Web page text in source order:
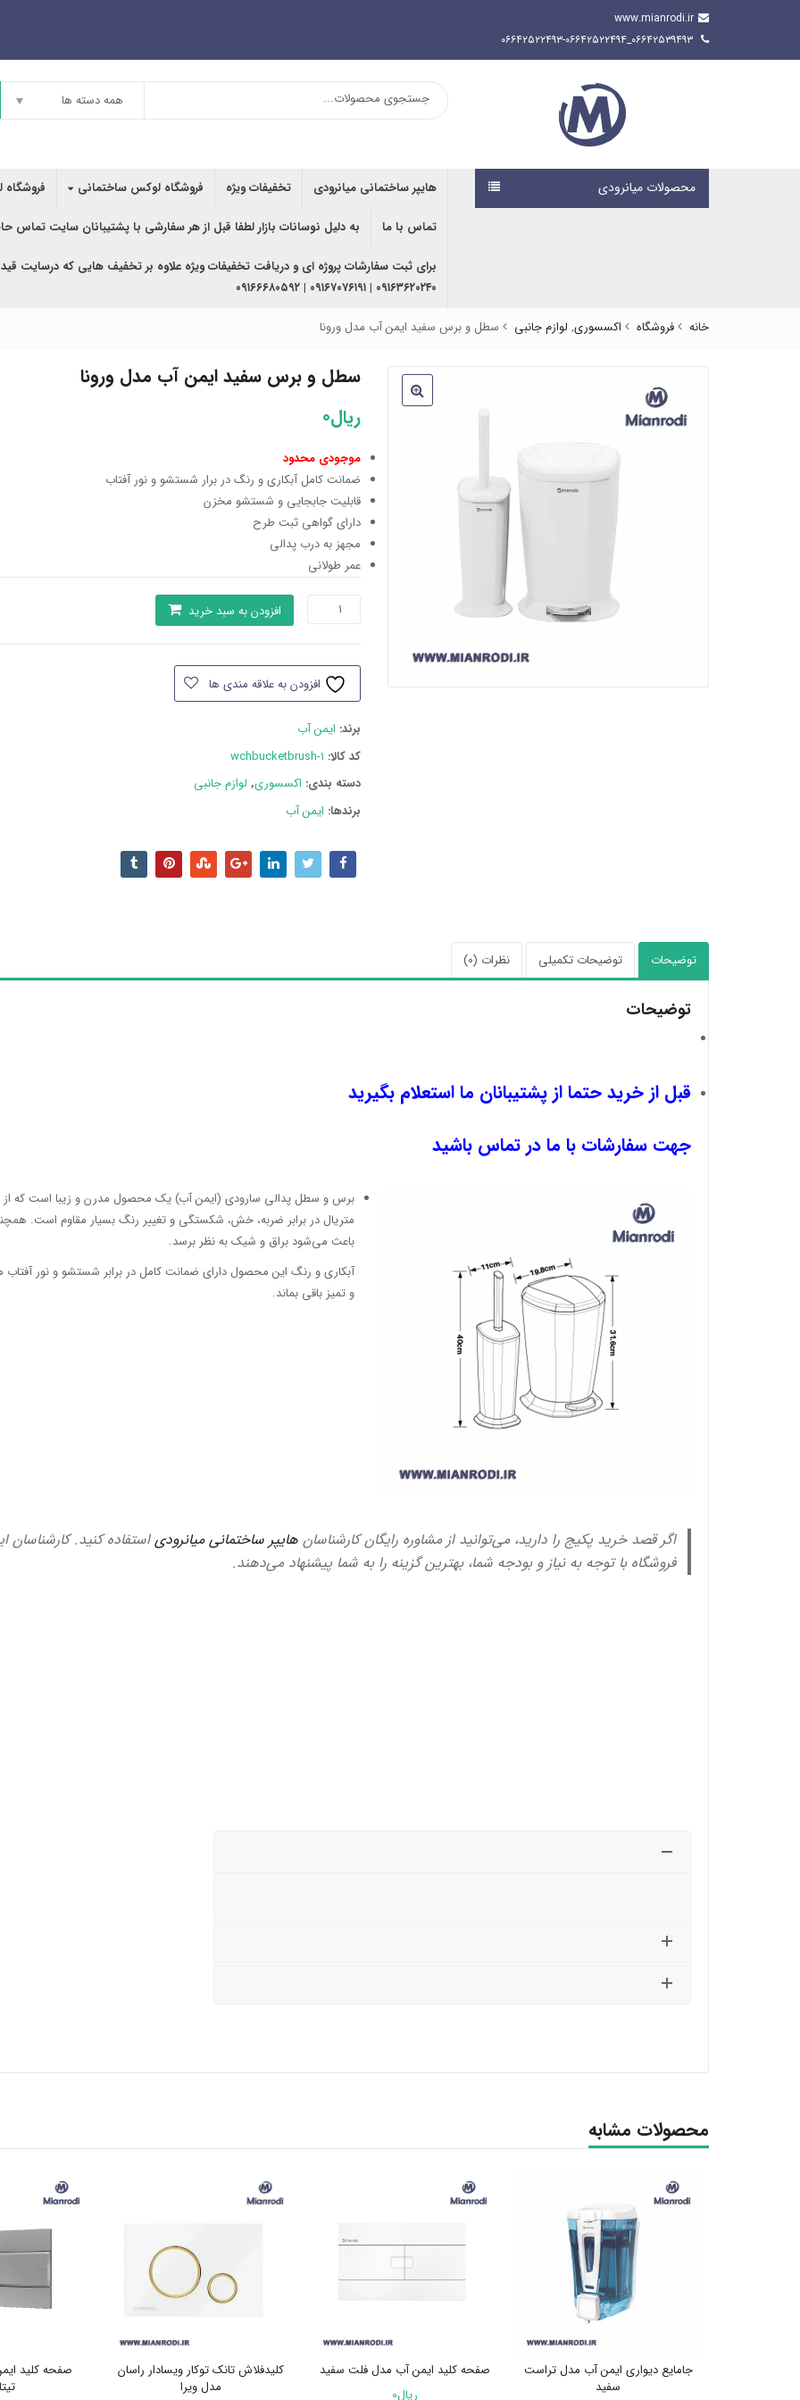
www.mianrodi.ir
همه دسته ها
محصولات میانرودی هایپر ساختمانی میانرودی تخفیفات ویژه فروشگاه لوکس ساختمانی فروشگاه
تماس با ما به دلیل نوسانات بازار لطفا قبل از هر سفارشی با پشتیبانان سایت تماس
برای ثبت سفارشات پروژه ای و دریافت تخفیفات ویژه علاوه بر تخفیف هایی که درسایت
۰۹۱۶۳۶۲۰۲۴۰ | ۰۹۱۶۷۰۷۶۱۹۱ | ۰۹۱۶۶۶۸۰۵۹۲
خانه فروشگاه اکسسوری, لوازم جانبی سطل و برس سفید ایمن آب مدل ورونا
سطل و برس سفید ایمن آب مدل ورونا
ریال0
موجودی محدود
ضمانت کامل آبکاری و رنگ در برار شستشو و نور آفتاب
قابلیت جابجایی و شستشو مخزن
دارای گواهی ثبت طرح
مجهز به درب پدالی
عمر طولانی
سطل
سفید
ایمن
مدل
ورونا
عدد
افزودن به سبد خرید
افزودن به علاقه مندی ها
برند: ایمن آب
کد کالا: wchbucketbrush-1
دسته بند‌ی: اکسسوری, لوازم جانبی
برندها: ایمن آب
توضیحات توضیحات تکمیلی نظرات (0)
توضیحات
قبل از خرید حتما از پشتیبانان ما استعلام بگیرید
جهت سفارشات با ما در تماس باشید
متریال در برابر ضربه، خش، شکستگی و تغییر رنگ بسیار مقاوم است.
باعث می‌شود براق و شیک به نظر برسد.
آبکاری و رنگ این محصول دارای ضمانت کامل در برابر شستشو و نور
و تمیز باقی بماند.
اگر قصد خرید پکیج را دارید، می‌توانید از مشاوره رایگان کارشناسان هایپر ساختمانی میانرودیاستفاده کنید. کارشناسان
فروشگاه با توجه به نیاز و بودجه شما، بهترین گزینه را به شما پیشنهاد می‌دهند.
محصولات مشابه
جامایع دیواری ایمن آب مدل تراست
سفید
صفحه کلید ایمن آب مدل فلت سفید
ریال0
کلیدفلاش تانک توکار ویسادار راسان
مدل ویرا
صفحه کلید